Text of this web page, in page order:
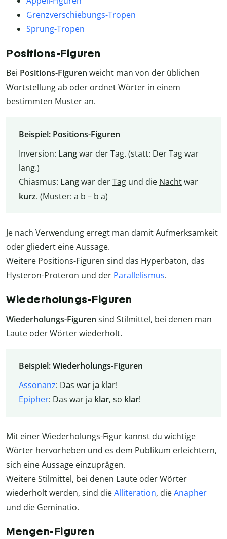
Grenzverschiebungs-Tropen
Sprung-Tropen
Positions-Figuren
Bei Positions-Figuren weicht man von der üblichen
Wortstellung ab oder ordnet Wörter in einem
bestimmten Muster an.
Beispiel: Positions-Figuren
Inversion: Langwar der Tag. (statt: Der Tag war
lang.)
Chiasmus: Langwar derTagund die Nachtwar
kurz. (Muster: a b – b a)
Je nach Verwendung erregt man damit Aufmerksamkeit
oder gliedert eine Aussage.
Weitere Positions-Figuren sind das Hyperbaton, das
Hysteron-Proteron und der Parallelismus.
Wiederholungs-Figuren
Wiederholungs-Figuren sind Stilmittel, bei denen man
Laute oder Wörter wiederholt.
Beispiel: Wiederholungs-Figuren
Assonanz: Das war ja klar!
Epipher: Das war ja klar, so klar!
Mit einer Wiederholungs-Figur kannst du wichtige
Wörter hervorheben und es dem Publikum erleichtern,
sich eine Aussage einzuprägen.
Weitere Stilmittel, bei denen Laute oder Wörter
wiederholt werden, sind dieAlliteration, dieAnapher
und die Geminatio.
Mengen-Figuren